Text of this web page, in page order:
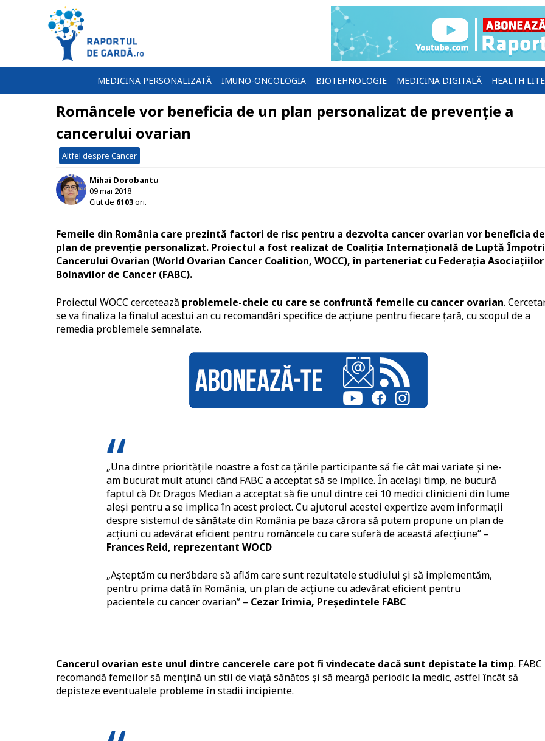
MEDICINA PERSONALIZATĂ IMUNO-ONCOLOGIA BIOTEHNOLOGIE MEDICINA DIGITALĂ HEALTH
Româncele vor beneficia de un plan personalizat de prevenție a
cancerului ovarian
Altfel despre Cancer
Mihai Dorobantu
09 mai 2018
Citit de 6103ori.
Femeile din România care prezintă factori de risc pentru a dezvolta cancer ovarian vor beneficia
plan de prevenție personalizat. Proiectul a fost realizat de Coaliția Internațională de Luptă
Cancerului Ovarian (World Ovarian Cancer Coalition, WOCC), în parteneriat cu Federația Asociațiilor
Bolnavilor de Cancer (FABC).
Proiectul WOCC cercetează problemele-cheie cu care se confruntă femeile cu cancer ovarian.
se va finaliza la finalul acestui an cu recomandări specifice de acțiune pentru fiecare țară, cu scopul de a
remedia problemele semnalate.
„Una dintre prioritățile noastre a fost ca țările participante să fie cât mai variate și ne-
am bucurat mult atunci când FABC a acceptat să se implice. În același timp, ne bucură
faptul că Dr. Dragos Median a acceptat să fie unul dintre cei 10 medici clinicieni din lume
aleși pentru a se implica în acest proiect. Cu ajutorul acestei expertize avem informații
despre sistemul de sănătate din România pe baza cărora să putem propune un plan de
acțiuni cu adevărat eficient pentru româncele cu care suferă de această afecțiune” –
Frances Reid, reprezentant WOCD
„Așteptăm cu nerăbdare să aflăm care sunt rezultatele studiului și să implementăm,
pentru prima dată în România, un plan de acțiune cu adevărat eficient pentru
pacientele cu cancer ovarian” – Cezar Irimia, Președintele FABC
Cancerul ovarian este unul dintre cancerele care pot fi vindecate dacă sunt depistate la timp. FABC
recomandă femeilor să mențină un stil de viață sănătos și să meargă periodic la medic, astfel încât să
depisteze eventualele probleme în stadii incipiente.